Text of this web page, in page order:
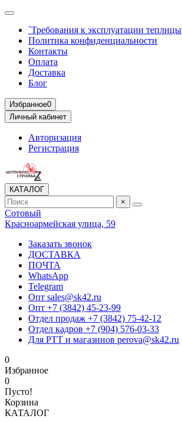
`Требования к эксплуатации теплицы
Политика конфиденциальности
Контакты
Оплата
Доставка
Блог
Избранное0
Личный кабинет
Авторизация
Регистрация
КАТАЛОГ
×
Сотовый
Красноармейская улица, 59
Заказать звонок
ДОСТАВКА
ПОЧТА
WhatsApp
Telegram
Опт sales@sk42.ru
Опт +7 (3842) 45-23-99
Отдел продаж +7 (3842) 75-42-12
Отдел кадров +7 (904) 576-03-33
Для РТТ и магазинов perova@sk42.ru
0
Избранное
0
Пусто!
Корзина
КАТАЛОГ